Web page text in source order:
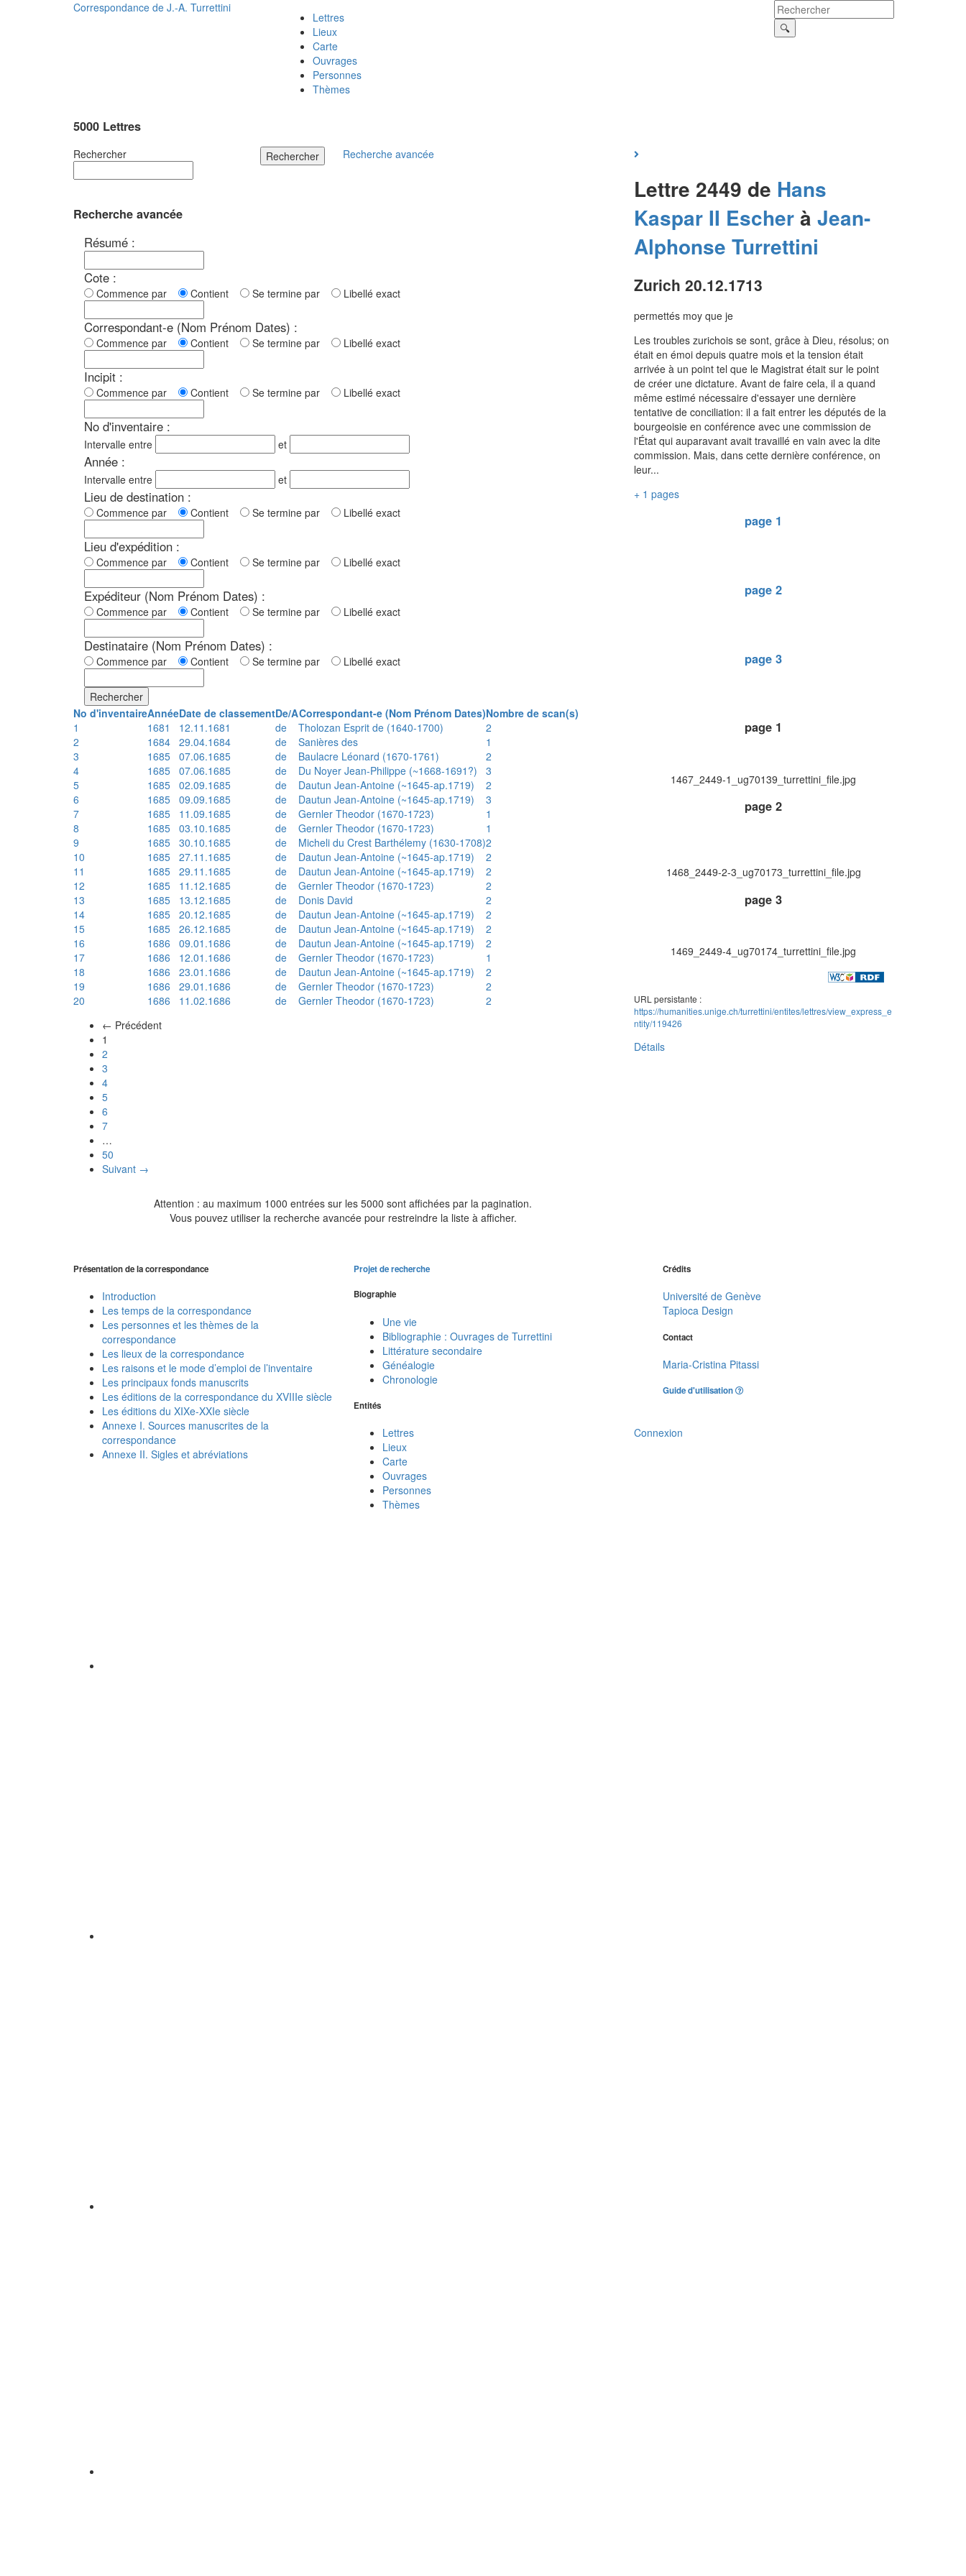
Correspondance de J.-A. Turrettini
Lettres
Lieux
Carte
Ouvrages
Personnes
Thèmes
5000 Lettres
Rechercher Rechercher Recherche avancée
Recherche avancée
Résumé :
Cote :
Commence par Contient Se termine par Libellé exact
Correspondant-e (Nom Prénom Dates) :
Commence par Contient Se termine par Libellé exact
Incipit :
Commence par Contient Se termine par Libellé exact
No d'inventaire :
Intervalle entre et
Année :
Intervalle entre et
Lieu de destination :
Commence par Contient Se termine par Libellé exact
Lieu d'expédition :
Commence par Contient Se termine par Libellé exact
Expéditeur (Nom Prénom Dates) :
Commence par Contient Se termine par Libellé exact
Destinataire (Nom Prénom Dates) :
Commence par Contient Se termine par Libellé exact
Rechercher
No d'inventaireAnnéeDate de classementDe/ACorrespondant-e (Nom Prénom Dates)Nombre de scan(s)
1
1681 12.11.1681 de Tholozan Esprit de (1640-1700)
2
2
1684 29.04.1684 de Sanières des
1
3
1685 07.06.1685 de Baulacre Léonard (1670-1761)
2
4
1685 07.06.1685 de Du Noyer Jean-Philippe (~1668-1691?)
3
5
1685 02.09.1685 de Dautun Jean-Antoine (~1645-ap.1719)
2
6
1685 09.09.1685 de Dautun Jean-Antoine (~1645-ap.1719)
3
7
1685 11.09.1685 de Gernler Theodor (1670-1723)
1
8
1685 03.10.1685 de Gernler Theodor (1670-1723)
1
9
1685 30.10.1685 de Micheli du Crest Barthélemy (1630-1708)2
10
1685 27.11.1685 de Dautun Jean-Antoine (~1645-ap.1719)
2
11
1685 29.11.1685 de Dautun Jean-Antoine (~1645-ap.1719)
2
12
1685 11.12.1685 de Gernler Theodor (1670-1723)
2
13
1685 13.12.1685 de Donis David
2
14
1685 20.12.1685 de Dautun Jean-Antoine (~1645-ap.1719)
2
15
1685 26.12.1685 de Dautun Jean-Antoine (~1645-ap.1719)
2
16
1686 09.01.1686 de Dautun Jean-Antoine (~1645-ap.1719)
2
17
1686 12.01.1686 de Gernler Theodor (1670-1723)
1
18
1686 23.01.1686 de Dautun Jean-Antoine (~1645-ap.1719)
2
19
1686 29.01.1686 de Gernler Theodor (1670-1723)
2
20
1686 11.02.1686 de Gernler Theodor (1670-1723)
2
← Précédent
1
2
3
4
5
6
7
…
50
Suivant →
Attention : au maximum 1000 entrées sur les 5000 sont affichées par la pagination.
Vous pouvez utiliser la recherche avancée pour restreindre la liste à afficher.
Lettre 2449 de Hans
Kaspar II Escherà Jean-
Alphonse Turrettini
Zurich 20.12.1713
permettés moy que je
Les troubles zurichois se sont, grâce à Dieu, résolus; on
était en émoi depuis quatre mois et la tension était
arrivée à un point tel que le Magistrat était sur le point
de créer une dictature. Avant de faire cela, il a quand
même estimé nécessaire d'essayer une dernière
tentative de conciliation: il a fait entrer les députés de la
bourgeoisie en conférence avec une commission de
l'État qui auparavant avait travaillé en vain avec la dite
commission. Mais, dans cette dernière conférence, on
leur...
+ 1 pages
page 1
page 2
page 3
page 1
1467_2449-1_ug70139_turrettini_file.jpg
page 2
1468_2449-2-3_ug70173_turrettini_file.jpg
page 3
1469_2449-4_ug70174_turrettini_file.jpg
URL persistante :
https://humanities.unige.ch/turrettini/entites/lettres/view_express_e
ntity/119426
Détails
Présentation de la correspondance
Introduction
Les temps de la correspondance
Les personnes et les thèmes de la
correspondance
Les lieux de la correspondance
Les raisons et le mode d’emploi de l’inventaire
Les principaux fonds manuscrits
Les éditions de la correspondance du XVIIIe siècle
Les éditions du XIXe-XXIe siècle
Annexe I. Sources manuscrites de la
correspondance
Annexe II. Sigles et abréviations
Projet de recherche
Biographie
Une vie
Bibliographie : Ouvrages de Turrettini
Littérature secondaire
Généalogie
Chronologie
Entités
Lettres
Lieux
Carte
Ouvrages
Personnes
Thèmes
Crédits
Université de Genève
Tapioca Design
Contact
Maria-Cristina Pitassi
Guide d'utilisation
Connexion